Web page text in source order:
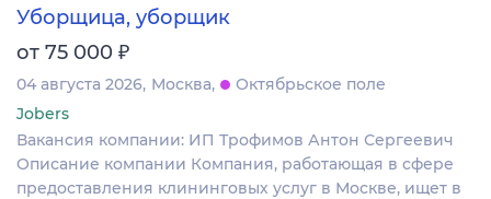
Уборщица, уборщик
от 75 000 ₽
04 августа 2026 Москва
Октябрьское поле
Jobers
Вакансия компании: ИП Трофимов Антон Сергеевич
Описание компании Компания, работающая в сфере
предоставления клининговых услуг в Москве, ищет в